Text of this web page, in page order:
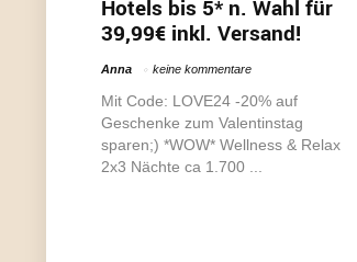
Hotels bis 5* n. Wahl für
39,99€ inkl. Versand!
Anna keine kommentare
Mit Code: LOVE24 -20% auf
Geschenke zum Valentinstag
sparen;) *WOW* Wellness & Relax
2x3 Nächte ca 1.700 ...